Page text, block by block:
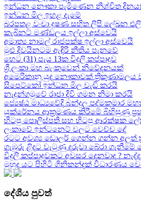
ඉන්ධන නෞකා පැමිණෙන නිශ්චිත
ඉන්ධන මිල ඉහළ දැමේ
බරපතළ වංචා දූෂණ සහිත ලිපි ලේඛන
කැබිනට් මණ්ඩලය ඉල්ලා අස්වෙයි
අමාත්‍ය නාමල් රාජපක්ෂ ඉල්ලා අස්වෙයි
මුළු දිවයිනටම ඇඳිරි නීතිය පැනවේ
හෙට (31) පැය 13ක විදුලි කප්පාදුව
ශ්‍රී ලංකා මහ බැංකුවෙන් නිවේදනයක්
අමෙරිකානු යුද නෞකාවක් ත්‍රිකුණාමලය
සිපෙට්කෝ ඉන්ධන මිල වැඩි කරයි
නැදුන්ගමුවේ රාජා දිවි ගමන නිමා කරයි
ජ්‍යෙෂ්ඨ මාධ්‍යවේදි බන්දුල පද්මකුමාර
යුක්රේනය ආක්‍රමණය කිරීමේ බිහිසුණු
හිටපු පොලිස්පති සහ හිටපු ආරක්ෂක
ලංකාවේ ඉන්ටනෙට් වලට වෙච්ච දේ
රටට අවශ්‍ය ඩොලර් ගෙන්න ගන්න අලුත්
ගැඹුරු ළිදට වැටුණු දරුවා බේරා
විදුලි කප්පාදුවකට අවසර දෙනවාද ? නැද්ද
මුහුද යට පිහිටි ගිනිකන්දක් විධාරණය
දේශීය පුවත්